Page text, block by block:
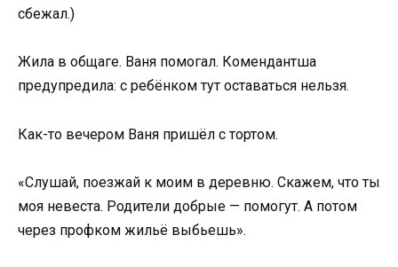
сбежал.)
Жила в общаге. Ваня помогал. Комендантша
предупредила: с ребёнком тут оставаться нельзя.
Как-то вечером Ваня пришёл с тортом.
«Слушай, поезжай к моим в деревню. Скажем, что ты
моя невеста. Родители добрые — помогут. А потом
через профком жильё выбьешь».